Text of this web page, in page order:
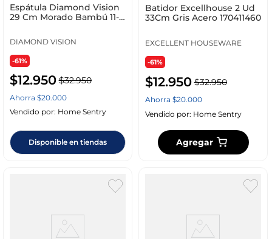
Espátula Diamond Vision
29 Cm Morado Bambú 11-
DIAMOND VISION
-61%
$12.950 $32.950
Ahorra $20.000
Vendido por: Home Sentry
Disponible en tiendas
Batidor Excellhouse 2 Ud
33Cm Gris Acero 170411460
EXCELLENT HOUSEWARE
-61%
$12.950 $32.950
Ahorra $20.000
Vendido por: Home Sentry
Agregar